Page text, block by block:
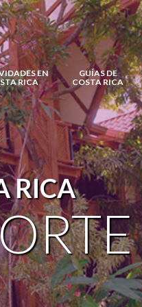
EN
RICA
GUÍAS DE
COSTA RICA
RICA